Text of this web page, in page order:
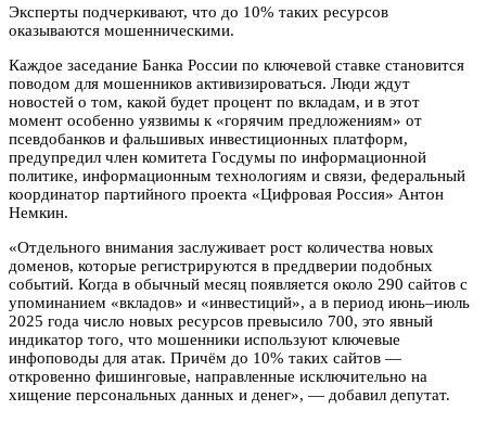
Эксперты подчеркивают, что до 10% таких ресурсов
оказываются мошенническими.
Каждое заседание Банка России по ключевой ставке становится
поводом для мошенников активизироваться. Люди ждут
новостей о том, какой будет процент по вкладам, и в этот
момент особенно уязвимы к «горячим предложениям» от
псевдобанков и фальшивых инвестиционных платформ,
предупредил член комитета Госдумы по информационной
политике, информационным технологиям и связи, федеральный
координатор партийного проекта «Цифровая Россия» Антон
Немкин.
«Отдельного внимания заслуживает рост количества новых
доменов, которые регистрируются в преддверии подобных
событий. Когда в обычный месяц появляется около 290 сайтов с
упоминанием «вкладов» и «инвестиций», а в период июнь–июль
2025 года число новых ресурсов превысило 700, это явный
индикатор того, что мошенники используют ключевые
инфоповоды для атак. Причём до 10% таких сайтов —
откровенно фишинговые, направленные исключительно на
хищение персональных данных и денег», — добавил депутат.